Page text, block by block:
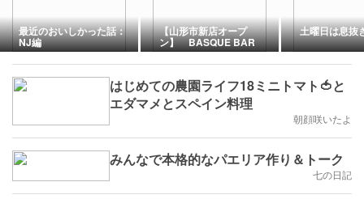
最近のおいしかった話：
NJ編
【山形市新店オープ
ン】 BASQUE BAR
TXOKO~バスクバルチョ
コ~をご紹介！🍻
土曜日は息抜
はじめての農園ライフ18ミニトマト🍅と
エダマメとスペイン料理
朝顔咲いたよ
みんなで本格的なパエリア作り＆トーク
七の日記